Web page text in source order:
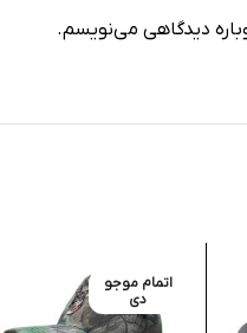
دیدگاهی می‌نویسم.
اتمام موجو
دی